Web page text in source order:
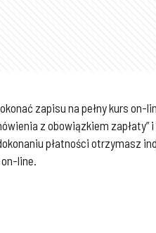
zapisu na pełny kurs
z obowiązkiem
płatności otrzymasz
line.